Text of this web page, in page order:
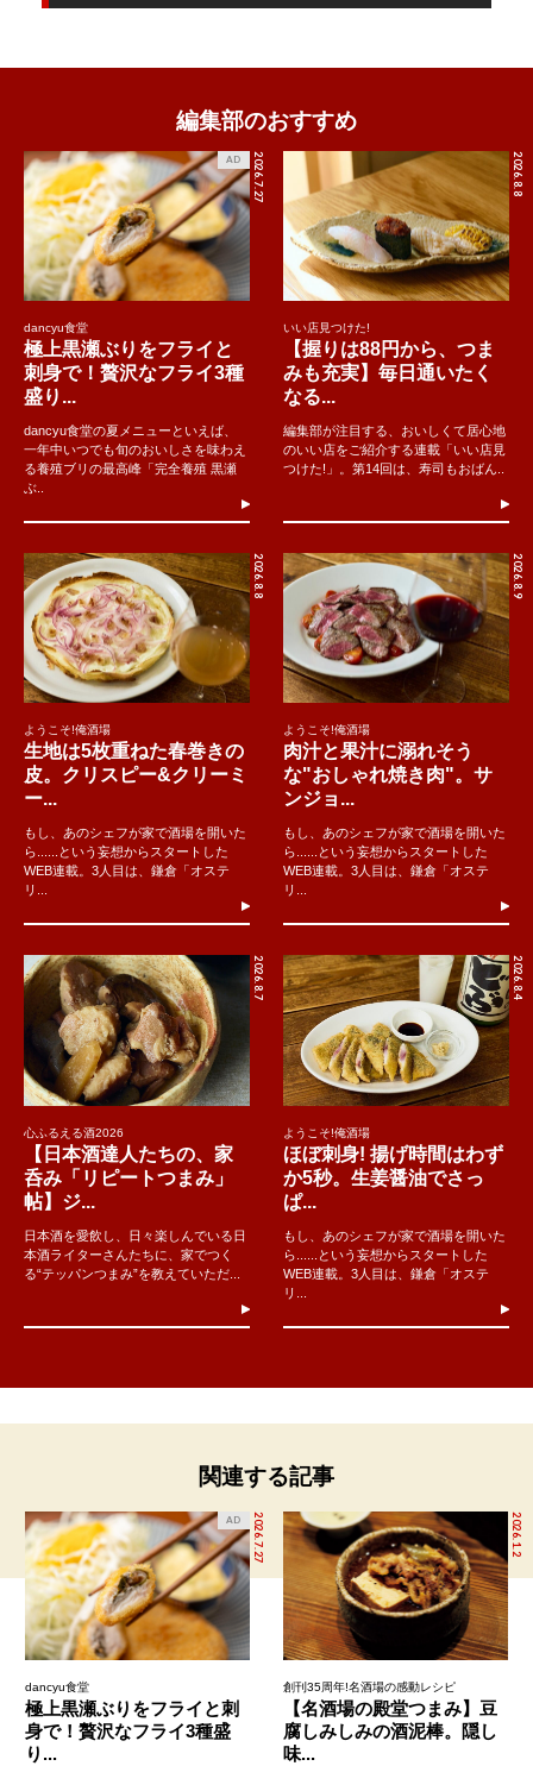
編集部のおすすめ
2026.7.27
AD
dancyu食堂
極上黒瀬ぶりをフライと
刺身で！贅沢なフライ3種
盛り...
dancyu食堂の夏メニューといえば、
一年中いつでも旬のおいしさを味わえ
る養殖ブリの最高峰「完全養殖 黒瀬
ぶ..
2026.8.8
いい店見つけた!
【握りは88円から、つま
みも充実】毎日通いたく
なる...
編集部が注目する、おいしくて居心地
のいい店をご紹介する連載「いい店見
つけた!」。第14回は、寿司もおばん..
2026.8.8
ようこそ!俺酒場
生地は5枚重ねた春巻きの
皮。クリスピー&クリーミ
ー...
もし、あのシェフが家で酒場を開いた
ら......という妄想からスタートした
WEB連載。3人目は、鎌倉「オステ
リ...
2026.8.9
ようこそ!俺酒場
肉汁と果汁に溺れそう
な"おしゃれ焼き肉"。サ
ンジョ...
もし、あのシェフが家で酒場を開いた
ら......という妄想からスタートした
WEB連載。3人目は、鎌倉「オステ
リ...
2026.8.7
心ふるえる酒2026
【日本酒達人たちの、家
呑み「リピートつまみ」
帖】ジ...
日本酒を愛飲し、日々楽しんでいる日
本酒ライターさんたちに、家でつく
る“テッパンつまみ”を教えていただ...
2026.8.4
ようこそ!俺酒場
ほぼ刺身! 揚げ時間はわず
か5秒。生姜醤油でさっ
ぱ...
もし、あのシェフが家で酒場を開いた
ら......という妄想からスタートした
WEB連載。3人目は、鎌倉「オステ
リ...
関連する記事
2026.7.27
AD
dancyu食堂
極上黒瀬ぶりをフライと刺
身で！贅沢なフライ3種盛
り...
2026.1.2
創刊35周年!名酒場の感動レシピ
【名酒場の殿堂つまみ】豆
腐しみしみの酒泥棒。隠し
味...